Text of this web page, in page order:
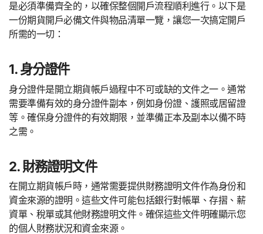
是必須準備齊全的，以確保整個開戶流程順利進行。以下是
一份期貨開戶必備文件與物品清單一覽，讓您一次搞定開戶
所需的一切：
1. 身分證件
身分證件是開立期貨帳戶過程中不可或缺的文件之一。通常
需要準備有效的身分證件副本，例如身份證、護照或居留證
等。確保身分證件的有效期限，並準備正本及副本以備不時
之需。
2. 財務證明文件
在開立期貨帳戶時，通常需要提供財務證明文件作為身份和
資金來源的證明。這些文件可能包括銀行對帳單、存摺、薪
資單、稅單或其他財務證明文件。確保這些文件明確顯示您
的個人財務狀況和資金來源。